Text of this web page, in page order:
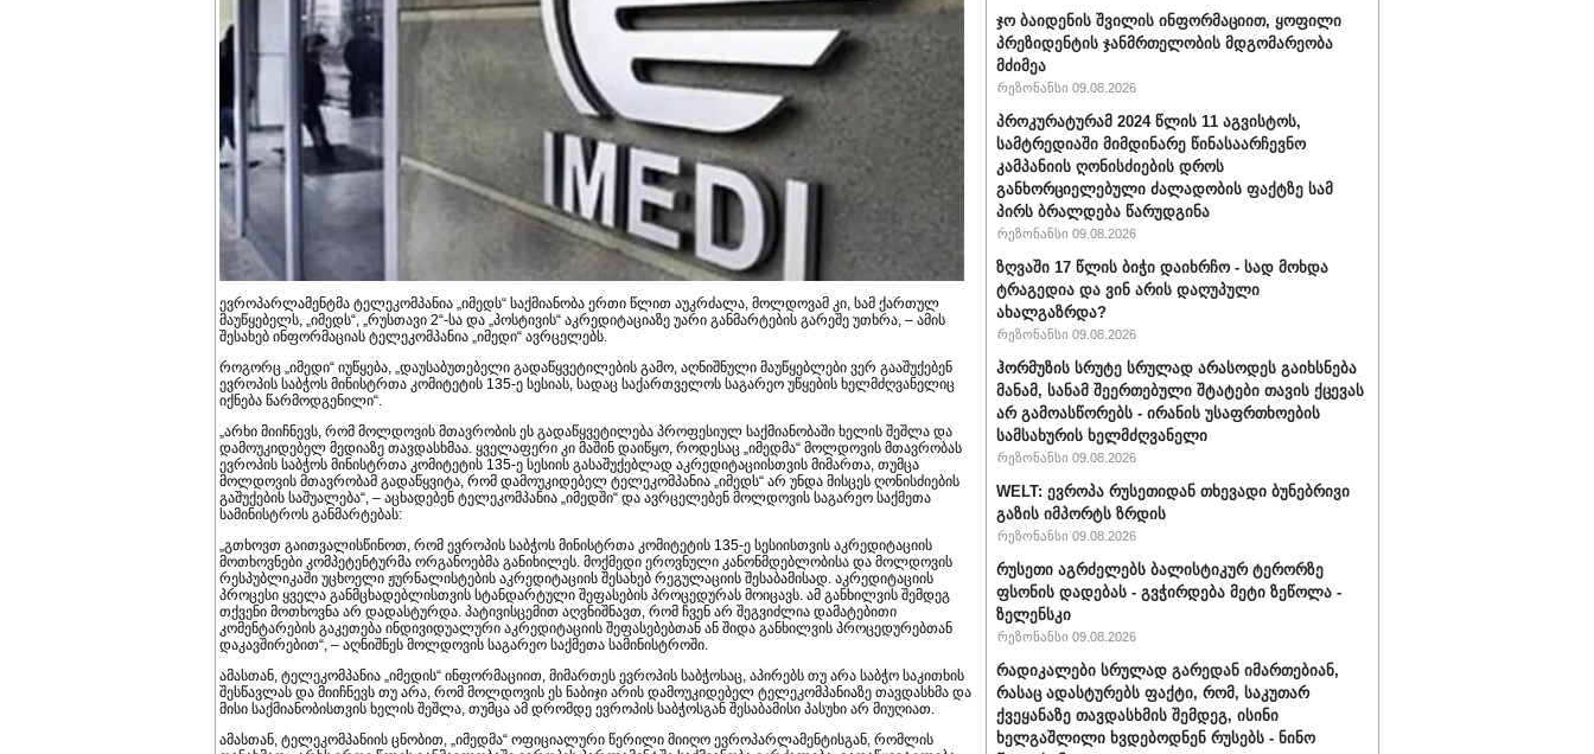
ევროპარლამენტმა ტელეკომპანია „იმედს“ საქმიანობა ერთი წლით აუკრძალა, მოლდოვამ კი, სამ ქართულ
მაუწყებელს, „იმედს“, „რუსთავი 2“-სა და „პოსტივის“ აკრედიტაციაზე უარი განმარტების გარეშე უთხრა, – ამის
შესახებ ინფორმაციას ტელეკომპანია „იმედი“ ავრცელებს.
როგორც „იმედი“ იუწყება, „დაუსაბუთებელი გადაწყვეტილების გამო, აღნიშნული მაუწყებლები ვერ გააშუქებენ
ევროპის საბჭოს მინისტრთა კომიტეტის 135-ე სესიას, სადაც საქართველოს საგარეო უწყების ხელმძღვანელიც
იქნება წარმოდგენილი“.
„არხი მიიჩნევს, რომ მოლდოვის მთავრობის ეს გადაწყვეტილება პროფესიულ საქმიანობაში ხელის შეშლა და
დამოუკიდებელ მედიაზე თავდასხმაა. ყველაფერი კი მაშინ დაიწყო, როდესაც „იმედმა“ მოლდოვის მთავრობას
ევროპის საბჭოს მინისტრთა კომიტეტის 135-ე სესიის გასაშუქებლად აკრედიტაციისთვის მიმართა, თუმცა
მოლდოვის მთავრობამ გადაწყვიტა, რომ დამოუკიდებელ ტელეკომპანია „იმედს“ არ უნდა მისცეს ღონისძიების
გაშუქების საშუალება“, – აცხადებენ ტელეკომპანია „იმედში“ და ავრცელებენ მოლდოვის საგარეო საქმეთა
სამინისტროს განმარტებას:
„გთხოვთ გაითვალისწინოთ, რომ ევროპის საბჭოს მინისტრთა კომიტეტის 135-ე სესიისთვის აკრედიტაციის
მოთხოვნები კომპეტენტურმა ორგანოებმა განიხილეს. მოქმედი ეროვნული კანონმდებლობისა და მოლდოვის
რესპუბლიკაში უცხოელი ჟურნალისტების აკრედიტაციის შესახებ რეგულაციის შესაბამისად. აკრედიტაციის
პროცესი ყველა განმცხადებლისთვის სტანდარტული შეფასების პროცედურას მოიცავს. ამ განხილვის შემდეგ
თქვენი მოთხოვნა არ დადასტურდა. პატივისცემით აღვნიშნავთ, რომ ჩვენ არ შეგვიძლია დამატებითი
კომენტარების გაკეთება ინდივიდუალური აკრედიტაციის შეფასებებთან ან შიდა განხილვის პროცედურებთან
დაკავშირებით“, – აღნიშნეს მოლდოვის საგარეო საქმეთა სამინისტროში.
ამასთან, ტელეკომპანია „იმედის“ ინფორმაციით, მიმართეს ევროპის საბჭოსაც, აპირებს თუ არა საბჭო საკითხის
შესწავლას და მიიჩნევს თუ არა, რომ მოლდოვის ეს ნაბიჯი არის დამოუკიდებელ ტელეკომპანიაზე თავდასხმა და
მისი საქმიანობისთვის ხელის შეშლა, თუმცა ამ დრომდე ევროპის საბჭოსგან შესაბამისი პასუხი არ მიუღიათ.
ამასთან, ტელეკომპანიის ცნობით, „იმედმა“ ოფიციალური წერილი მიიღო ევროპარლამენტისგან, რომლის
ჯო ბაიდენის შვილის ინფორმაციით, ყოფილი
პრეზიდენტის ჯანმრთელობის მდგომარეობა
მძიმეა
რეზონანსი 09.08.2026
პროკურატურამ 2024 წლის 11 აგვისტოს,
სამტრედიაში მიმდინარე წინასაარჩევნო
კამპანიის ღონისძიების დროს
განხორციელებული ძალადობის ფაქტზე სამ
პირს ბრალდება წარუდგინა
რეზონანსი 09.08.2026
ზღვაში 17 წლის ბიჭი დაიხრჩო - სად მოხდა
ტრაგედია და ვინ არის დაღუპული
ახალგაზრდა?
რეზონანსი 09.08.2026
ჰორმუზის სრუტე სრულად არასოდეს გაიხსნება
მანამ, სანამ შეერთებული შტატები თავის ქცევას
არ გამოასწორებს - ირანის უსაფრთხოების
სამსახურის ხელმძღვანელი
რეზონანსი 09.08.2026
WELT: ევროპა რუსეთიდან თხევადი ბუნებრივი
გაზის იმპორტს ზრდის
რეზონანსი 09.08.2026
რუსეთი აგრძელებს ბალისტიკურ ტერორზე
ფსონის დადებას - გვჭირდება მეტი ზეწოლა -
ზელენსკი
რეზონანსი 09.08.2026
რადიკალები სრულად გარედან იმართებიან,
რასაც ადასტურებს ფაქტი, რომ, საკუთარ
ქვეყანაზე თავდასხმის შემდეგ, ისინი
ხელგაშლილი ხვდებოდნენ რუსებს - ნინო